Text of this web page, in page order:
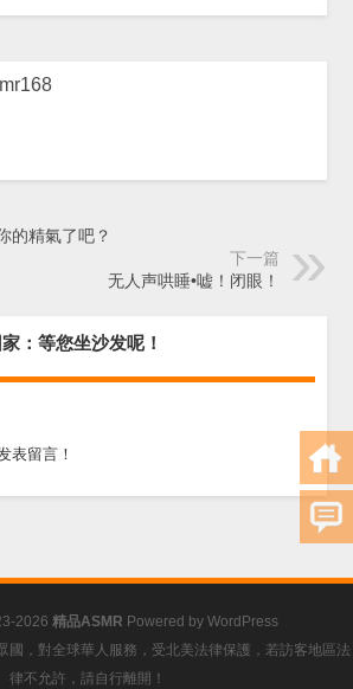
的精氣了吧？
下一篇
无人声哄睡•嘘！闭眼！
：等您坐沙发呢！
表留言！
2026 精品ASMR Powered by WordPress
國，對全球華人服務，受北美法律保護，若訪客地區法
律不允許，請自行離開！